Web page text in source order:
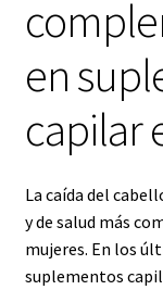
Carrito de compras
Finalizar Compra
Mi cuenta
en
capilar
La caída del
y de salud más
mujeres. En los
suplementos